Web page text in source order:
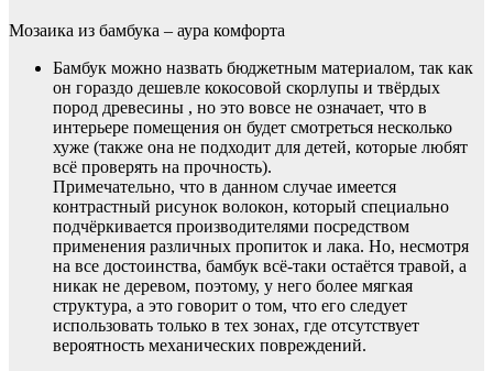
Мозаика из бамбука – аура комфорта
Бамбук можно назвать бюджетным материалом, так как
он гораздо дешевле кокосовой скорлупы и твёрдых
пород древесины , но это вовсе не означает, что в
интерьере помещения он будет смотреться несколько
хуже (также она не подходит для детей, которые любят
всё проверять на прочность).
Примечательно, что в данном случае имеется
контрастный рисунок волокон, который специально
подчёркивается производителями посредством
применения различных пропиток и лака. Но, несмотря
на все достоинства, бамбук всё-таки остаётся травой, а
никак не деревом, поэтому, у него более мягкая
структура, а это говорит о том, что его следует
использовать только в тех зонах, где отсутствует
вероятность механических повреждений.